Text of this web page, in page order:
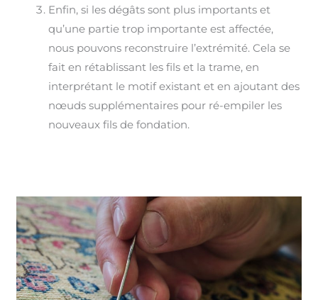
Enfin, si les dégâts sont plus importants et
qu’une partie trop importante est affectée,
nous pouvons reconstruire l’extrémité. Cela se
fait en rétablissant les fils et la trame, en
interprétant le motif existant et en ajoutant des
nœuds supplémentaires pour ré-empiler les
nouveaux fils de fondation.